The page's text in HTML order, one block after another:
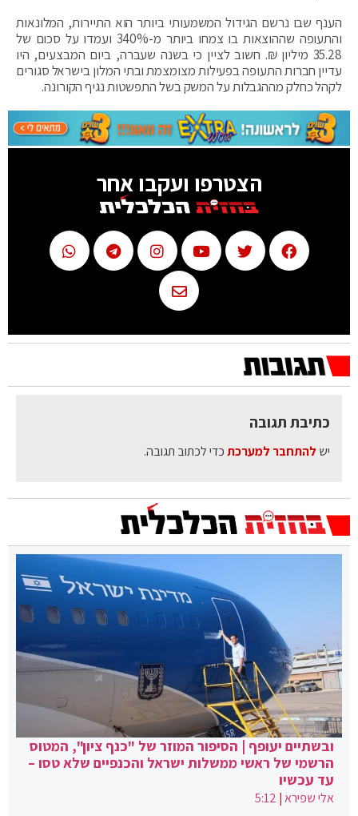
הענף שבו נרשם הגידול המשמעותי ביותר הוא התיירות, המלונאות
והתעופה שההוצאות בו צמחו ביותר מ-340% ועמדו על סכום של
35.28 מיליון ₪. חשוב לציין כי בשנה שעברה, ביום המבצעים, היו
עדיין חברות התעופה בפעילות מצומצמת ובתי המלון בישראל סגורים
לקהל כחלק מההגבלות על המשק בשל התפשטות נגיף הקורונה.
הצטרפו ועקבו אחר
כתיבת תגובה
יש להתחבר למערכתכדי לכתוב תגובה.
ובשתיים יעופף | הסיפור המוזר של "כנף ציון", המטוס
הרשמי של ראשי ממשלות ישראל והכנפיים שלא טסו –
עד עכשיו
אלי שפירא|
5:12